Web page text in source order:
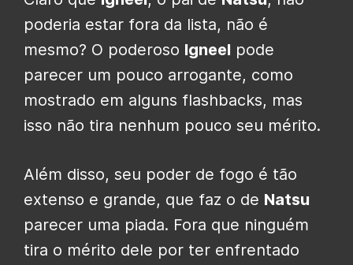
poderia estar fora da lista, não é
mesmo? O poderoso Igneel pode
parecer um pouco arrogante, como
mostrado em alguns flashbacks, mas
isso não tira nenhum pouco seu mérito.
Além disso, seu poder de fogo é tão
extenso e grande, que faz o de Natsu
parecer uma piada. Fora que ninguém
tira o mérito dele por ter enfrentado